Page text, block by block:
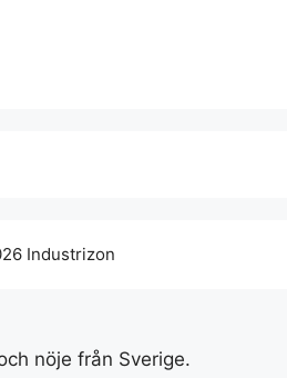
Industrizon
nöje från Sverige.